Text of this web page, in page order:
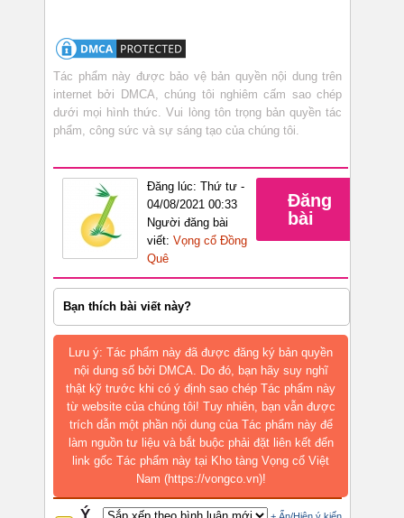
Tác phẩm này được bảo vệ bản quyền nội dung trên
internet bởi DMCA, chúng tôi nghiêm cấm sao chép
dưới mọi hình thức. Vui lòng tôn trọng bản quyền tác
phẩm, công sức và sự sáng tạo của chúng tôi.
Đăng lúc: Thứ tư -
04/08/2021 00:33
Người đăng bài
viết: Vọng cổ Đồng
Quê
Đăng
bài
Bạn thích bài viết này?
Lưu ý: Tác phẩm này đã được đăng ký bản quyền
nội dung số bởi DMCA. Do đó, bạn hãy suy nghĩ
thật kỹ trước khi có ý định sao chép Tác phẩm này
từ website của chúng tôi! Tuy nhiên, bạn vẫn được
trích dẫn một phần nội dung của Tác phẩm này để
làm nguồn tư liệu và bắt buộc phải đặt liên kết đến
link gốc Tác phẩm này tại Kho tàng Vọng cổ Việt
Nam (https://vongco.vn)!